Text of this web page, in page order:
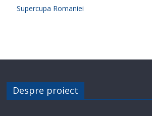
Supercupa Romaniei
Despre proiect